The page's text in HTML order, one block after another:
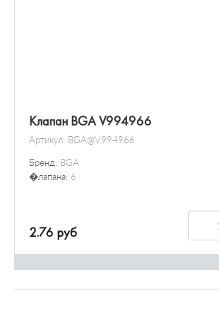
Клапан BGA V994966
Артикул: BGA@V994966
Бренд: BGA
�лапана: 6
2.76 руб